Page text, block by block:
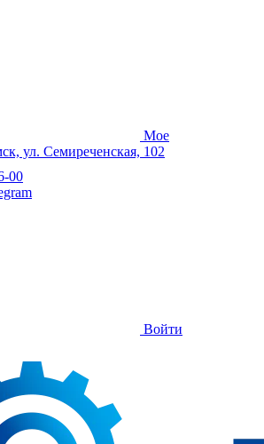
Мое
ул. Семиреченская, 102
00
Войти